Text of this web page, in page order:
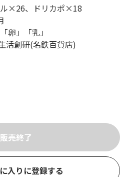
×26、ドリカポ×18
卵」「乳」
活創研(名鉄百貨店)
入りに登録する